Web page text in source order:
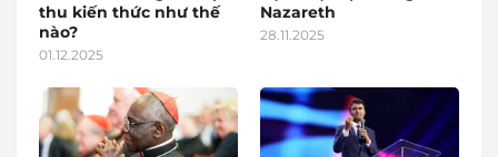
thu kiến thức như thế
nào?
01.12.2025
Nazareth
28.11.2025